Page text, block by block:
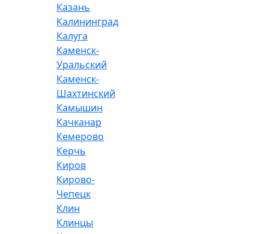
Казань
Калининград
Калуга
Каменск-
Уральский
Каменск-
Шахтинский
Камышин
Качканар
Кемерово
Керчь
Киров
Кирово-
Чепецк
Клин
Клинцы